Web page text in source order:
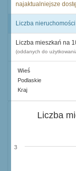
najaktualniejsze
Liczba
Liczba mieszkań na
(oddanych do
Wieś
Podlaskie
Kraj
Liczba
3